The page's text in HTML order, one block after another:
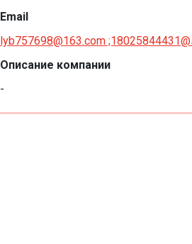
Email
lyb757698@163.com
Описание компании
-